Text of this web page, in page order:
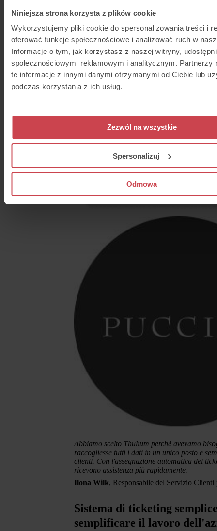
Niniejsza strona korzysta z plików cookie
Wykorzystujemy pliki cookie do spersonalizowania treści i
oferować funkcje społecznościowe i analizować ruch w
Informacje o tym, jak korzystasz z naszej witryny,
społecznościowym, reklamowym i analitycznym. Partnerzy
te informacje z innymi danymi otrzymanymi od Ciebie lub
podczas korzystania z ich usług.
Zezwól na wszystkie
Spersonalizuj
Odmowa
clienti
Raccogli le valutazioni dei clienti tramite emoticon
messaggio. Le valutazioni negative consentono di
mentre i rapporti mostrano in dettaglio l'efficacia
Abbiamo scelto Thulium perché avevamo
raccogliesse tutti i dati in un unico posto e
clienti. Con l'assegnazione automatica dei
ricevono assistenza più rapidamente.
Ilona Wilk, Responsabile del Servizio Clienti
Sistema di ticketing
semplificare il lavoro